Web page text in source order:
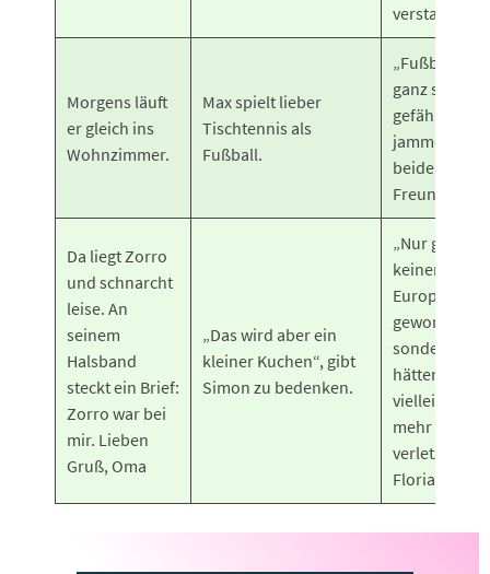
verstaucht.
Morgens läuft
er gleich ins
Wohnzimmer.
Max spielt lieber
Tischtennis als
Fußball.
„Fußball ist
ganz schön
gefährlich!“
jammern die
beiden
Freunde.
Da liegt Zorro
und schnarcht
leise. An
seinem
Halsband
steckt ein Brief:
Zorro war bei
mir. Lieben
Gruß, Oma
„Das wird aber ein
kleiner Kuchen“, gibt
Simon zu bedenken.
„Nur gut,
keiner von
geworden
sondern
hätten wir
vielleicht
mehr
verletzt!“
Florian.